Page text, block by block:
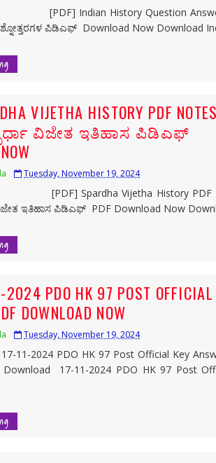
History Question
ಪಿಡಿಎಫ್ Download Now Download
VIJETHA HISTORY PDF
ಸ್ಪರ್ಧಾ ವಿಜೇತ ಇತಿಹಾಸ ಪಿಡಿಎಫ್
Tuesday, November 19, 2024
Vijetha History PDF
ಇತಿಹಾಸ ಪಿಡಿಎಫ್ PDF Download Now
PDO HK 97 POST OFFICIAL
DOWNLOAD NOW
Tuesday, November 19, 2024
PDO HK 97 Post Official Key
17-11-2024 PDO HK 97 Post